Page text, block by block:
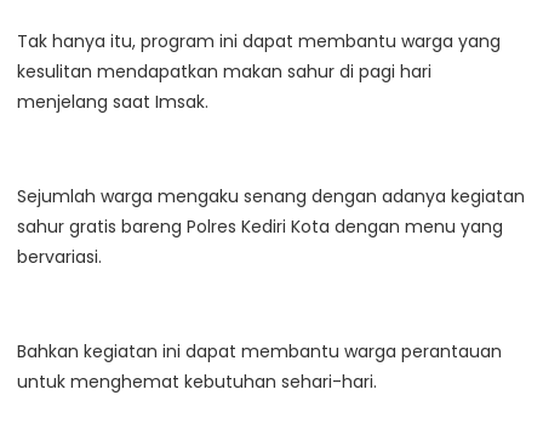
Tak hanya itu, program ini dapat membantu warga yang
kesulitan mendapatkan makan sahur di pagi hari
menjelang saat Imsak.
Sejumlah warga mengaku senang dengan adanya kegiatan
sahur gratis bareng Polres Kediri Kota dengan menu yang
bervariasi.
Bahkan kegiatan ini dapat membantu warga perantauan
untuk menghemat kebutuhan sehari-hari.